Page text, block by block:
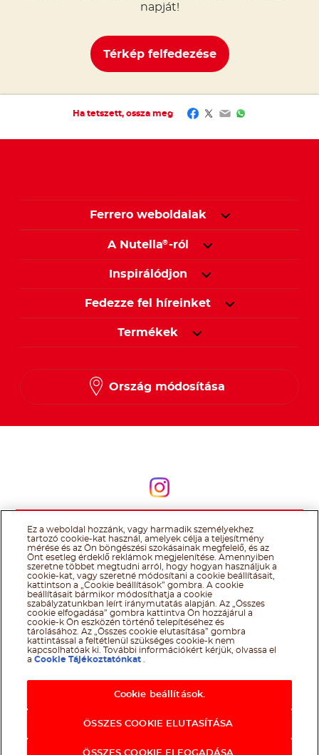
napját!
Térkép felfedezése
Ha tetszett, ossza meg Facebook
Twitter
EmailWhatsApp
Ferrero weboldalak
A Nutella®-ról
Inspirálódjon
Fedezze fel híreinket
Termékek
Ország módosítása
Kövessen
@Ferrero 2026 All rights reserved.
Nutella® cookie tájékoztató
Felhasználás Feltételei
Technikai információk Impresszum
Ferrero
adatkezelési tájékoztató
Ez a weboldal hozzánk, vagy harmadik személyekhez
tartozó cookie-kat használ, amelyek célja a teljesítmény
mérése és az Ön böngészési szokásainak megfelelő, és az
Önt esetleg érdeklő reklámok megjelenítése. Amennyiben
szeretne többet megtudni arról, hogy hogyan használjuk a
cookie-kat, vagy szeretné módosítani a cookie beállításait,
kattintson a „Cookie beállítások” gombra. A cookie
beállításait bármikor módosíthatja a cookie
szabályzatunkban leírt iránymutatás alapján. Az „Összes
cookie elfogadása” gombra kattintva Ön hozzájárul a
cookie-k Ön eszközén történő telepítéséhez és
tárolásához. Az „Összes cookie elutasítása” gombra
kattintással a feltétlenül szükséges cookie-k nem
kapcsolhatóak ki. További információkért kérjük, olvassa el
aCookie Tájékoztatónkat
Cookie beállítások.
ÖSSZES COOKIE ELUTASÍTÁSA